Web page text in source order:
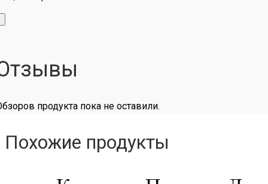
продукта пока не оставили.
Похожие продукты